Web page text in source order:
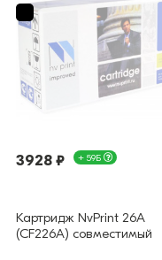
3928 ₽ + 59Б
Картридж NvPrint 26A
(CF226A) совместимый